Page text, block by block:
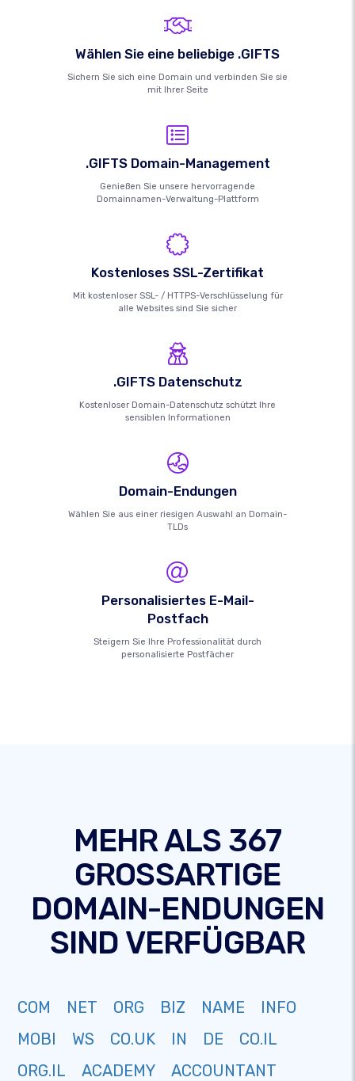
Wählen Sie eine beliebige .GIFTS
Sichern Sie sich eine Domain und verbinden Sie sie
mit Ihrer Seite
.GIFTS Domain-Management
Genießen Sie unsere hervorragende
Domainnamen-Verwaltung-Plattform
Kostenloses SSL-Zertifikat
Mit kostenloser SSL- / HTTPS-Verschlüsselung für
alle Websites sind Sie sicher
.GIFTS Datenschutz
Kostenloser Domain-Datenschutz schützt Ihre
sensiblen Informationen
Domain-Endungen
Wählen Sie aus einer riesigen Auswahl an Domain-
TLDs
Personalisiertes E-Mail-
Postfach
Steigern Sie Ihre Professionalität durch
personalisierte Postfächer
MEHR ALS 367
GROSSARTIGE
DOMAIN-ENDUNGEN
SIND VERFÜGBAR
COM NET ORG BIZ NAME
INFO
MOBI
WS CO.UK IN DE
CO.IL
ORG.IL
ACADEMY
ACCOUNTANT